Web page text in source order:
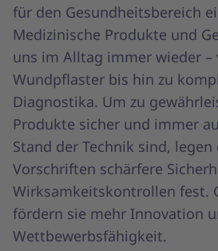
für den Gesundheitsbereich
Medizinische Produkte und
uns im Alltag immer wieder –
Wundpflaster bis hin zu
Diagnostika. Um zu
Produkte sicher und immer
Stand der Technik sind, legen
Vorschriften schärfere
Wirksamkeitskontrollen fest.
fördern sie mehr Innovation
Wettbewerbsfähigkeit.